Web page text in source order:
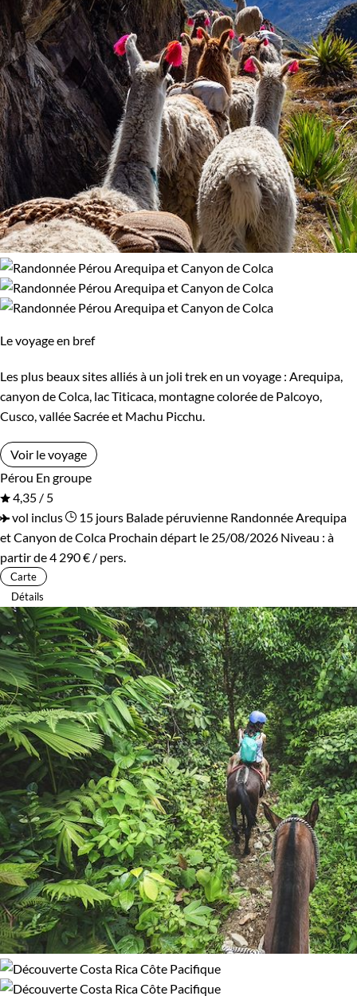
Standard Supérieur
Haut de gamme
Itinérance
Itinérant Semi-itinérant
En étoile
Bord de mer et îles Brousse et Savane
Montagne Neige
Patrimoine et Nature Terres Polaires
Volcans
Le voyage en bref
Les plus beaux sites alliés à un joli trek en un voyage : Arequipa,
canyon de Colca, lac Titicaca, montagne colorée de Palcoyo,
Cusco, vallée Sacrée et Machu Picchu.
Voir le voyage
Pérou En groupe
4,35 / 5
vol inclus
15 jours Balade péruvienne Randonnée Arequipa
et Canyon de Colca Prochain départ le 25/08/2026 Niveau : à
partir de4 290 € / pers.
Carte
Détails